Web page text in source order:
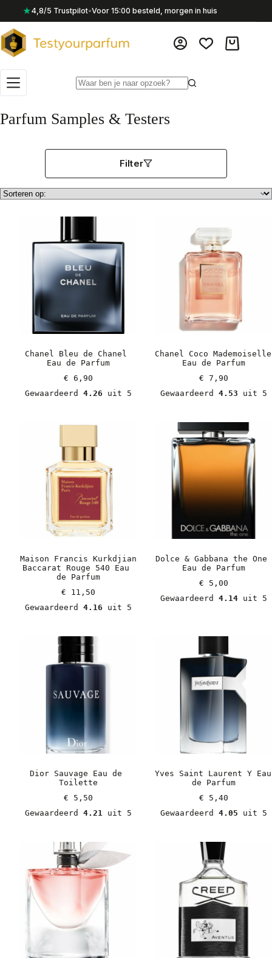
inhoud
★4,8/5 Trustpilot•Voor 15:00 besteld, morgen in huis
Parfum Samples & Testers
Filter
Chanel Bleu de Chanel
Eau de Parfum
€ 6,90
Gewaardeerd 4.26 uit 5
Chanel Coco Mademoiselle
Eau de Parfum
€ 7,90
Gewaardeerd 4.53 uit 5
Maison Francis Kurkdjian
Baccarat Rouge 540 Eau
de Parfum
€ 11,50
Gewaardeerd 4.16 uit 5
Dolce & Gabbana the One
Eau de Parfum
€ 5,00
Gewaardeerd 4.14 uit 5
Dior Sauvage Eau de
Toilette
€ 5,50
Gewaardeerd 4.21 uit 5
Yves Saint Laurent Y Eau
de Parfum
€ 5,40
Gewaardeerd 4.05 uit 5